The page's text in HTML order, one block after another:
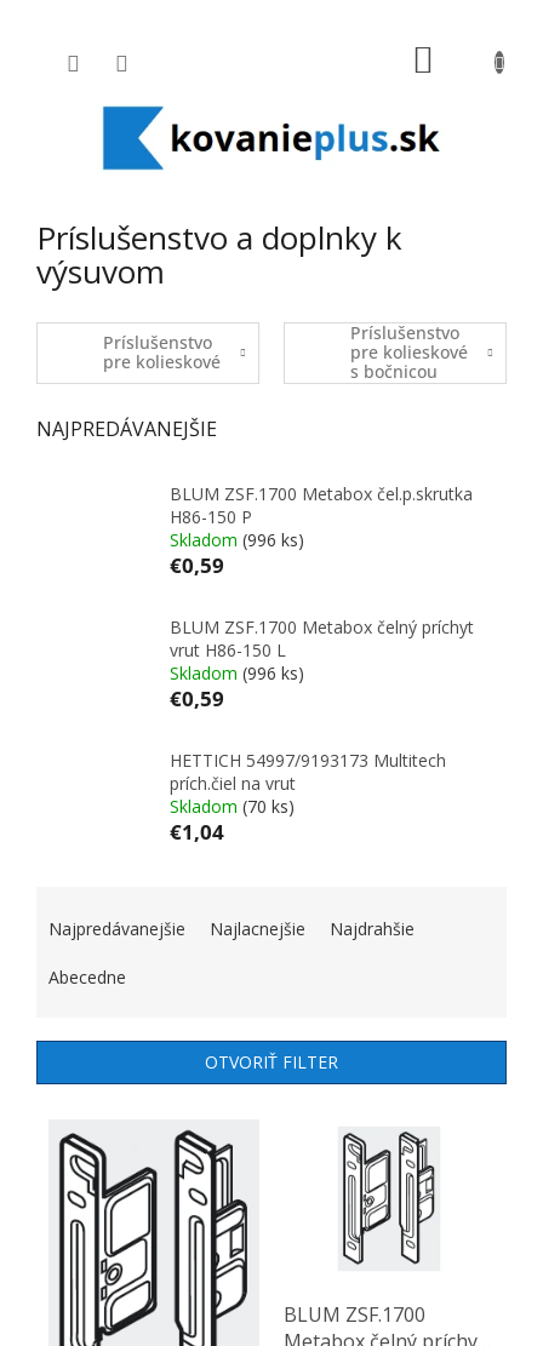
Príslušenstvo a doplnky k
výsuvom
Príslušenstvo
pre kolieskové
Príslušenstvo
pre kolieskové
s bočnicou
NAJPREDÁVANEJŠIE
BLUM ZSF.1700 Metabox čel.p.skrutka
H86-150 P
Skladom (996 ks)
€0,59
BLUM ZSF.1700 Metabox čelný príchyt
vrut H86-150 L
Skladom (996 ks)
€0,59
HETTICH 54997/9193173 Multitech
prích.čiel na vrut
Skladom (70 ks)
€1,04
Najpredávanejšie Najlacnejšie Najdrahšie
Abecedne
OTVORIŤ FILTER
BLUM ZSF.1700
Metabox čelný príchyt